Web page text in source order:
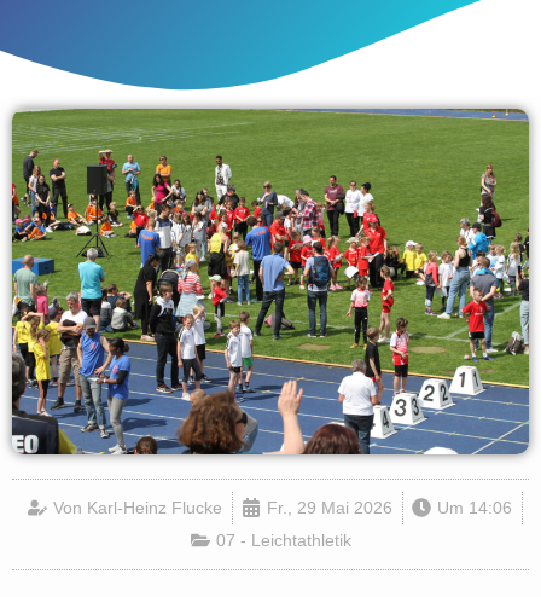
Von Karl-Heinz Flucke Fr., 29 Mai 2026 Um 14:06
07 - Leichtathletik